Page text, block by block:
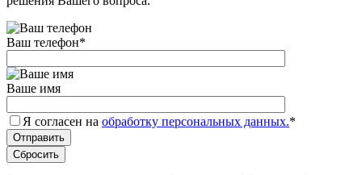
Ваш телефон*
Ваше имя
Я согласен на обработку персональных данных.*